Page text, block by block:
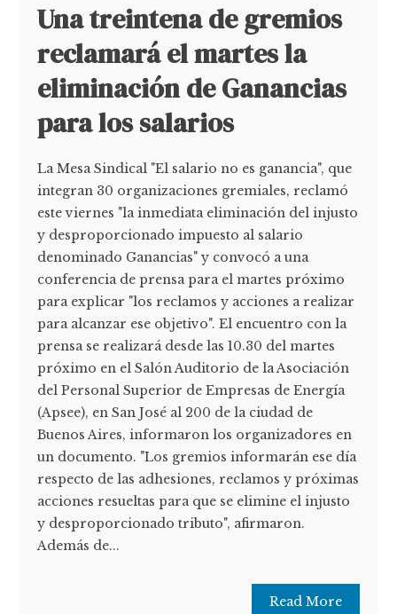
Una treintena de gremios
reclamará el martes la
eliminación de Ganancias
para los salarios
La Mesa Sindical "El salario no es ganancia", que
integran 30 organizaciones gremiales, reclamó
este viernes "la inmediata eliminación del injusto
y desproporcionado impuesto al salario
denominado Ganancias" y convocó a una
conferencia de prensa para el martes próximo
para explicar "los reclamos y acciones a realizar
para alcanzar ese objetivo". El encuentro con la
prensa se realizará desde las 10.30 del martes
próximo en el Salón Auditorio de la Asociación
del Personal Superior de Empresas de Energía
(Apsee), en San José al 200 de la ciudad de
Buenos Aires, informaron los organizadores en
un documento. "Los gremios informarán ese día
respecto de las adhesiones, reclamos y próximas
acciones resueltas para que se elimine el injusto
y desproporcionado tributo", afirmaron.
Además de...
Read More